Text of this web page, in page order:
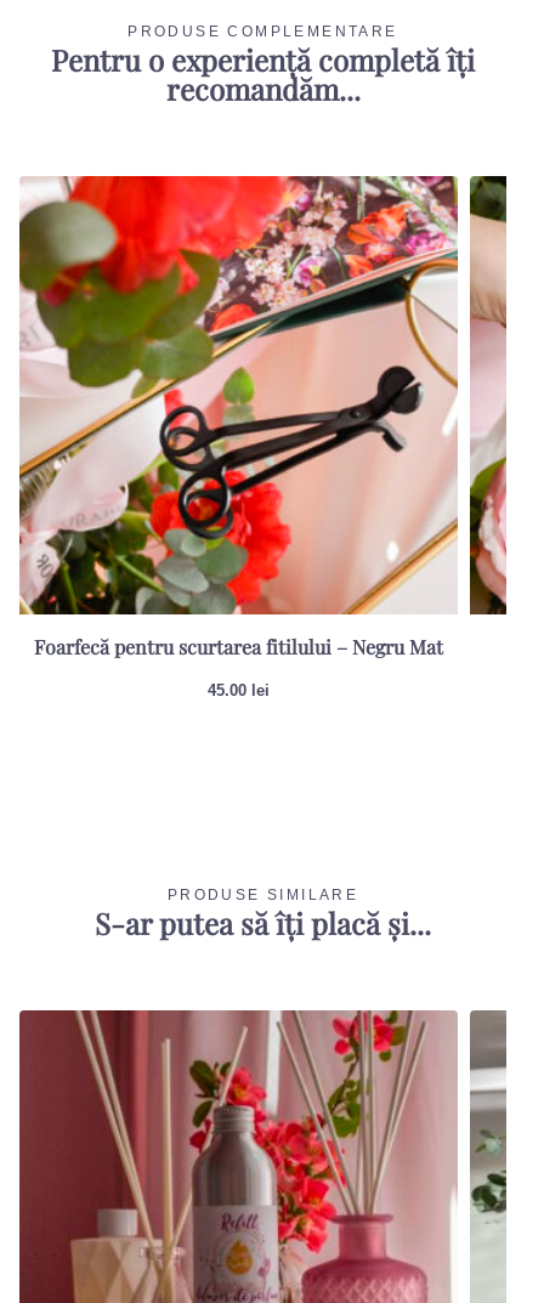
PRODUSE COMPLEMENTARE
Pentru o experiență completă îți
recomandăm...
Foarfecă pentru scurtarea fitilului – Negru Mat
45.00 lei
PRODUSE SIMILARE
S-ar putea să îți placă și...